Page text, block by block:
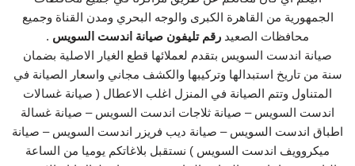
الجمهورية من القاهرة الكبرى والوجه البحري ومدن القناة وجميع
محافظات الصعيد رقم تليفون صيانة اندست السويس .
صيانة اندست السويس بتقدم لعملائها قطع الغيار الاصلية بضمان
سنة من تاريخ استبدالها وتركيبها والكشف مجاني واسعار الصيانة في
المتناول وتتم الصيانة في المنزل اغلب الاعطال ( صيانة غسالات
اندست السويس – صيانة ثلاجات اندست السويس – صيانة غسالة
اطباق اندست السويس – صيانة ديب فريزر اندست السويس – صيانة
ميكروويف اندست السويس ) نستقبل بلاغاتكم يوميا من الساعة